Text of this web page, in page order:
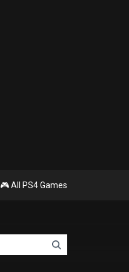
🎮 All PS4 Games